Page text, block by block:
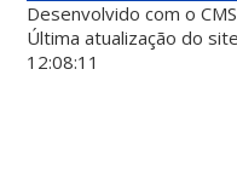
Desenvolvido com o
Última atualização do
12:08:11